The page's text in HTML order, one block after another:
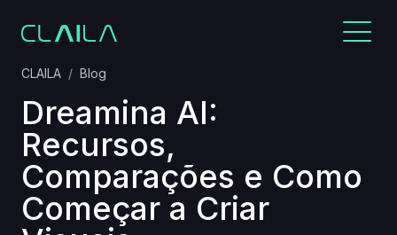
CLAILA Blog
Dreamina AI:
Recursos,
Comparações e Como
Começar a Criar